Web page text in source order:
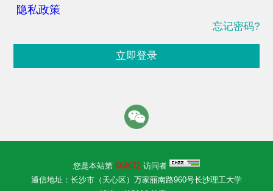
隐私政策
忘记密码?
立即登录
您是本站第 664672 访问者
通信地址：长沙市（天心区）万家丽南路960号长沙理工大学